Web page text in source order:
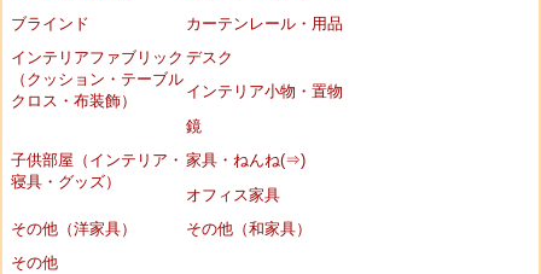
ブラインド
カーテンレール・用品
インテリアファブリック
（クッション・テーブル
クロス・布装飾）
デスク
インテリア小物・置物
鏡
子供部屋（インテリア・
寝具・グッズ）
家具・ねんね(⇒)
オフィス家具
その他（洋家具）
その他（和家具）
その他